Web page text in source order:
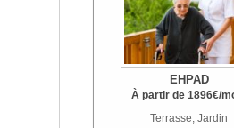
EHPAD
À partir de 1896€/
Terrasse, Jardin